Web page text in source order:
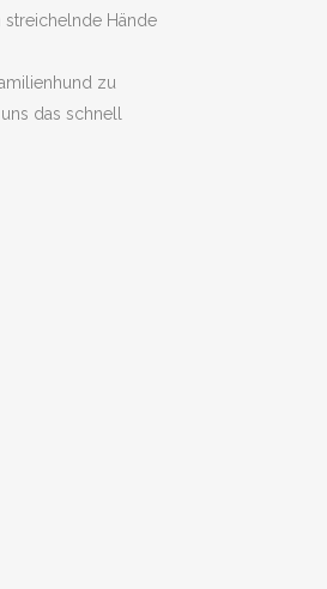
Hände
zu
das schnell